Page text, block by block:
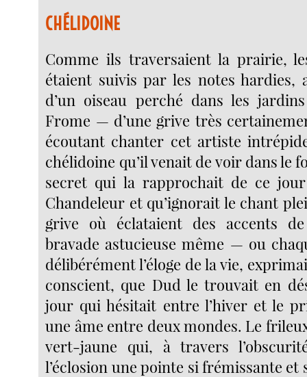
CHÉLIDOINE
Comme ils traversaient la prairie,
étaient suivis par les notes hardies,
d’un oiseau perché dans les
Frome — d’une grive très
écoutant chanter cet artiste
chélidoine qu’il venait de voir dans le
secret qui la rapprochait de ce
Chandeleur et qu’ignorait le chant
grive où éclataient des accents
bravade astucieuse même — ou
délibérément l’éloge de la vie,
conscient, que Dud le trouvait en
jour qui hésitait entre l’hiver et le
une âme entre deux mondes. Le
vert-jaune qui, à travers
l’éclosion une pointe si frémissante et